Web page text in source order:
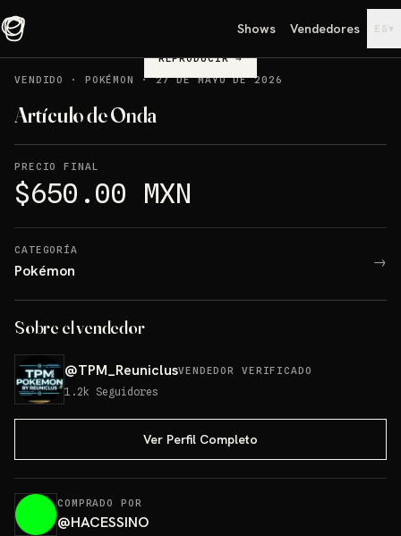
Shows Vendedores ES ▾
REPRODUCIR→
VENDIDO
· POKÉMON ·27 DE MAYO DE 2026
Artículo de Onda
PRECIO FINAL
$650.00 MXN
CATEGORÍA
Pokémon →
Sobre el vendedor
@TPM_ReuniclusVENDEDOR VERIFICADO
1.2k Seguidores
Ver Perfil Completo
COMPRADO POR
@HACESSINO